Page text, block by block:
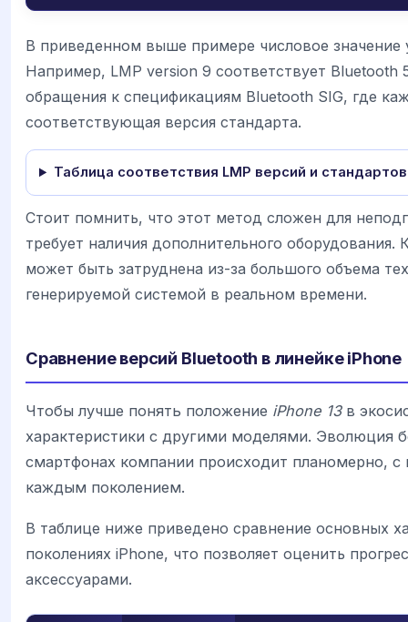
В приведенном выше примере числовое значение
Например, LMP version 9 соответствует Bluetooth
обращения к спецификациям Bluetooth SIG, где
соответствующая версия стандарта.
Таблица соответствия LMP версий и
Стоит помнить, что этот метод сложен для
требует наличия дополнительного оборудования.
может быть затруднена из-за большого объема
генерируемой системой в реальном времени.
Сравнение версий Bluetooth в линейке iPhone
Чтобы лучше понять положение iPhone 13в
характеристики с другими моделями. Эволюция
смартфонах компании происходит планомерно,
каждым поколением.
В таблице ниже приведено сравнение основных
поколениях iPhone, что позволяет оценить
аксессуарами.